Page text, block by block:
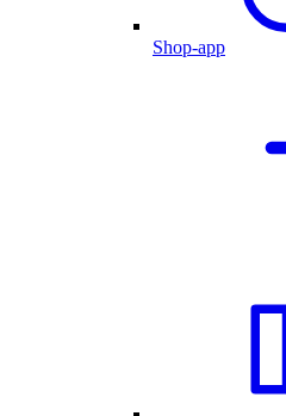
Shop-app